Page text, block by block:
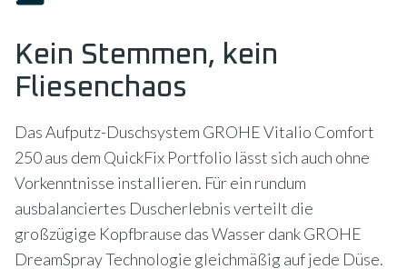
Kein Stemmen, kein
Fliesenchaos
Das Aufputz-Duschsystem GROHE Vitalio Comfort
250 aus dem QuickFix Portfolio lässt sich auch ohne
Vorkenntnisse installieren. Für ein rundum
ausbalanciertes Duscherlebnis verteilt die
großzügige Kopfbrause das Wasser dank GROHE
DreamSpray Technologie gleichmäßig auf jede Düse.